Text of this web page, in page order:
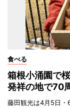
食べる
箱根小涌園で
発祥の地で70
藤田観光は4月5日・